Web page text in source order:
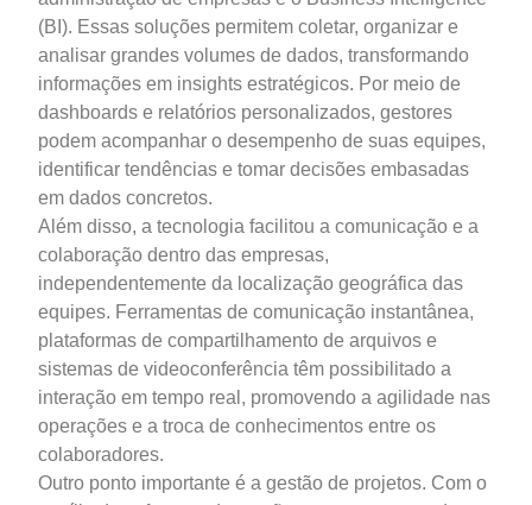
(BI). Essas soluções permitem coletar, organizar e
analisar grandes volumes de dados, transformando
informações em insights estratégicos. Por meio de
dashboards e relatórios personalizados, gestores
podem acompanhar o desempenho de suas equipes,
identificar tendências e tomar decisões embasadas
em dados concretos.
Além disso, a tecnologia facilitou a comunicação e a
colaboração dentro das empresas,
independentemente da localização geográfica das
equipes. Ferramentas de comunicação instantânea,
plataformas de compartilhamento de arquivos e
sistemas de videoconferência têm possibilitado a
interação em tempo real, promovendo a agilidade nas
operações e a troca de conhecimentos entre os
colaboradores.
Outro ponto importante é a gestão de projetos. Com o